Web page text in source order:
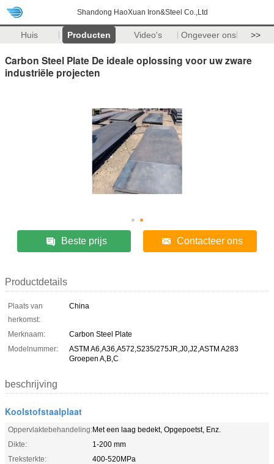
Shandong HaoXuan Iron&Steel Co.,Ltd
Huis Producten Video's Ongeveer ons >>
Carbon Steel Plate De ideale oplossing voor uw zware
industriële projecten
Beste prijs Contacteer ons
Productdetails
Plaats van
herkomst:
China
Merknaam:
Carbon Steel Plate
Modelnummer:
ASTM A6,A36,A572,S235/275JR,J0,J2,ASTM A283
Groepen A,B,C
beschrijving
Koolstofstaalplaat
Oppervlaktebehandeling:Met een laag bedekt, Opgepoetst, Enz.
Dikte:
1-200 mm
Treksterkte:
400-520MPa